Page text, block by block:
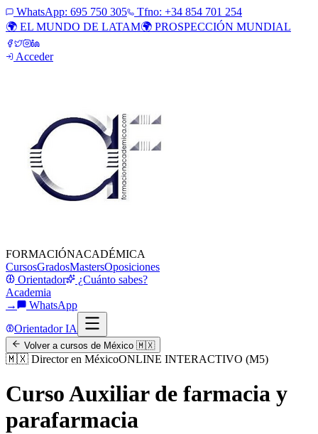
WhatsApp: 695 750 305
Tfno: +34 854 701 254
🌍 EL MUNDO DE LATAM🌍 PROSPECCIÓN MUNDIAL
Acceder
FORMACIÓNACADÉMICA
CursosGradosMastersOposiciones
Orientador
¿Cuánto sabes?
Academia
→
WhatsApp
Orientador IA
Volver a cursos de México 🇲🇽
🇲🇽 Director en MéxicoONLINE INTERACTIVO (M5)
Curso Auxiliar de farmacia y
parafarmacia